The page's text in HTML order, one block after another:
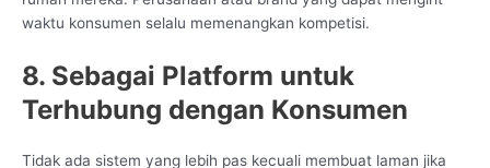
waktu konsumen selalu memenangkan kompetisi.
8. Sebagai Platform untuk
Terhubung dengan Konsumen
Tidak ada sistem yang lebih pas kecuali membuat laman jika